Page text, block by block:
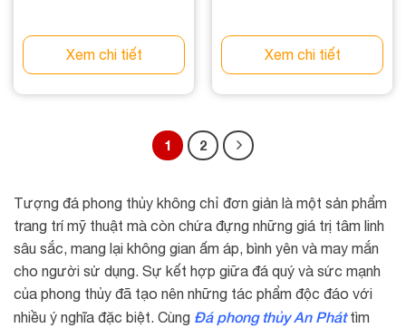
Xem chi tiết Xem chi tiết
1 2
Tượng đá phong thủy không chỉ đơn giản là một sản phẩm
trang trí mỹ thuật mà còn chứa đựng những giá trị tâm linh
sâu sắc, mang lại không gian ấm áp, bình yên và may mắn
cho người sử dụng. Sự kết hợp giữa đá quý và sức mạnh
của phong thủy đã tạo nên những tác phẩm độc đáo với
nhiều ý nghĩa đặc biệt. Cùng Đá phong thủy An Pháttìm